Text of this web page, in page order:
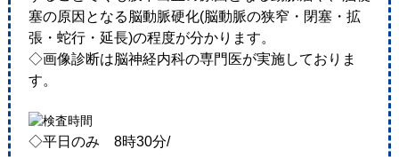
塞の原因となる脳動脈硬化(脳動脈の狭窄・閉塞・拡
張・蛇行・延長)の程度が分かります。
◇画像診断は脳神経内科の専門医が実施しておりま
す。
◇平日のみ 8時30分/